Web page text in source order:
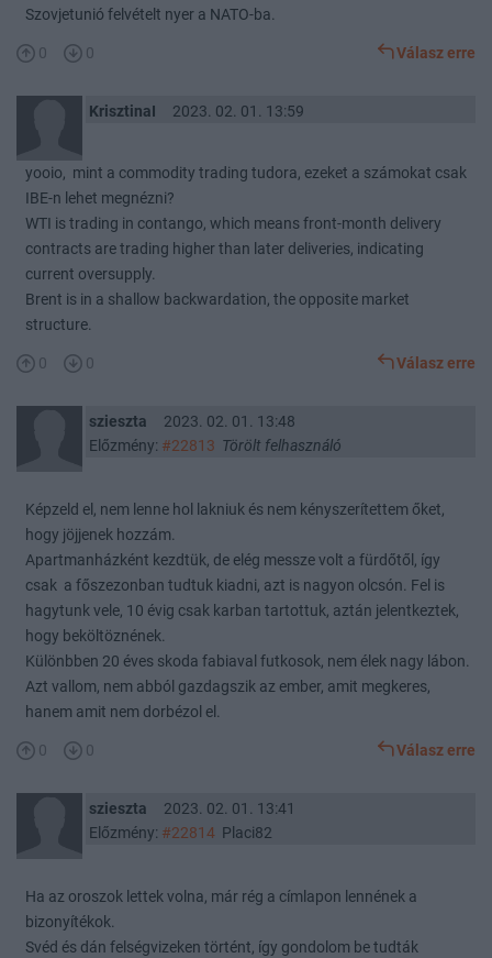
Szovjetunió felvételt nyer a NATO-ba.
0 0 Válasz erre
KrisztinaI 2023. 02. 01. 13:59
yooio, mint a commodity trading tudora, ezeket a számokat csak
IBE-n lehet megnézni?
WTI is trading in contango, which means front-month delivery
contracts are trading higher than later deliveries, indicating
current oversupply.
Brent is in a shallow backwardation, the opposite market
structure.
0 0 Válasz erre
szieszta
2023. 02. 01. 13:48
Előzmény: #22813 Törölt felhasználó
Képzeld el, nem lenne hol lakniuk és nem kényszerítettem őket,
hogy jöjjenek hozzám.
Apartmanházként kezdtük, de elég messze volt a fürdőtől, így
csak a főszezonban tudtuk kiadni, azt is nagyon olcsón. Fel is
hagytunk vele, 10 évig csak karban tartottuk, aztán jelentkeztek,
hogy beköltöznének.
Különbben 20 éves skoda fabiaval futkosok, nem élek nagy lábon.
Azt vallom, nem abból gazdagszik az ember, amit megkeres,
hanem amit nem dorbézol el.
0 0 Válasz erre
szieszta
2023. 02. 01. 13:41
Előzmény: #22814Placi82
Ha az oroszok lettek volna, már rég a címlapon lennének a
bizonyítékok.
Svéd és dán felségvizeken történt, így gondolom be tudták